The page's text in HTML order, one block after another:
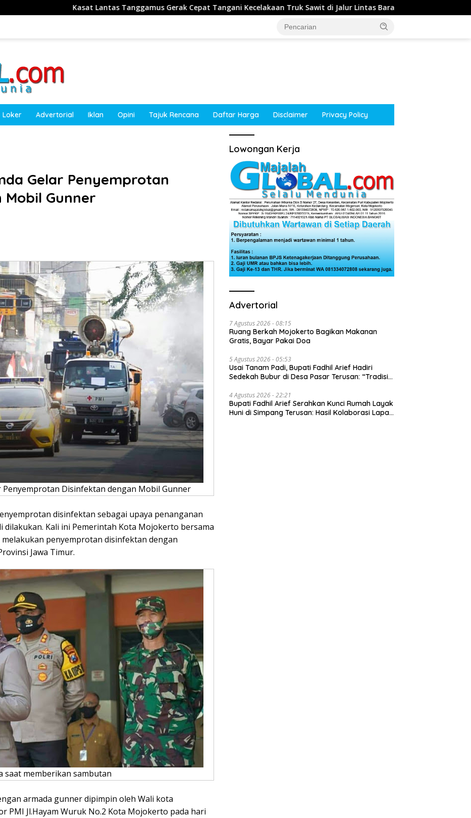
Lantas Tanggamus Gerak Cepat Tangani Kecelakaan Truk Sawit di Jalur Lintas Barat, Arus Lalu Lintas Tetap Lancar
Loker Advertorial Iklan Opini Tajuk Rencana Daftar Harga Disclaimer Privacy Policy
Gelar Penyemprotan
Gunner
Penyemprotan Disinfektan dengan Mobil Gunner
disinfektan sebagai upaya penanganan
dilakukan. Kali ini Pemerintah Kota Mojokerto bersama
penyemprotan disinfektan dengan
Jawa Timur.
saat memberikan sambutan
armada gunner dipimpin oleh Wali kota
PMI Jl.Hayam Wuruk No.2 Kota Mojokerto pada hari
Lowongan Kerja
Advertorial
7 Agustus 2026 - 08:15
Ruang Berkah Mojokerto Bagikan Makanan
Gratis, Bayar Pakai Doa
5 Agustus 2026 - 05:53
Usai Tanam Padi, Bupati Fadhil Arief Hadiri
Sedekah Bubur di Desa Pasar Terusan: “Tradisi
4 Agustus 2026 - 22:21
Bupati Fadhil Arief Serahkan Kunci Rumah Layak
Huni di Simpang Terusan: Hasil Kolaborasi Lapas